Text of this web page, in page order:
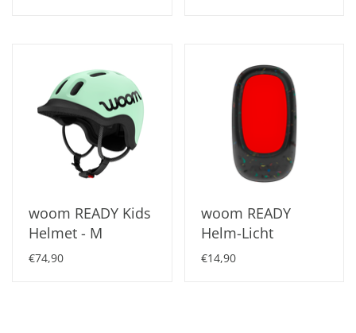
woom READY Kids
Helmet - M
€74,90
woom READY
Helm-Licht
€14,90